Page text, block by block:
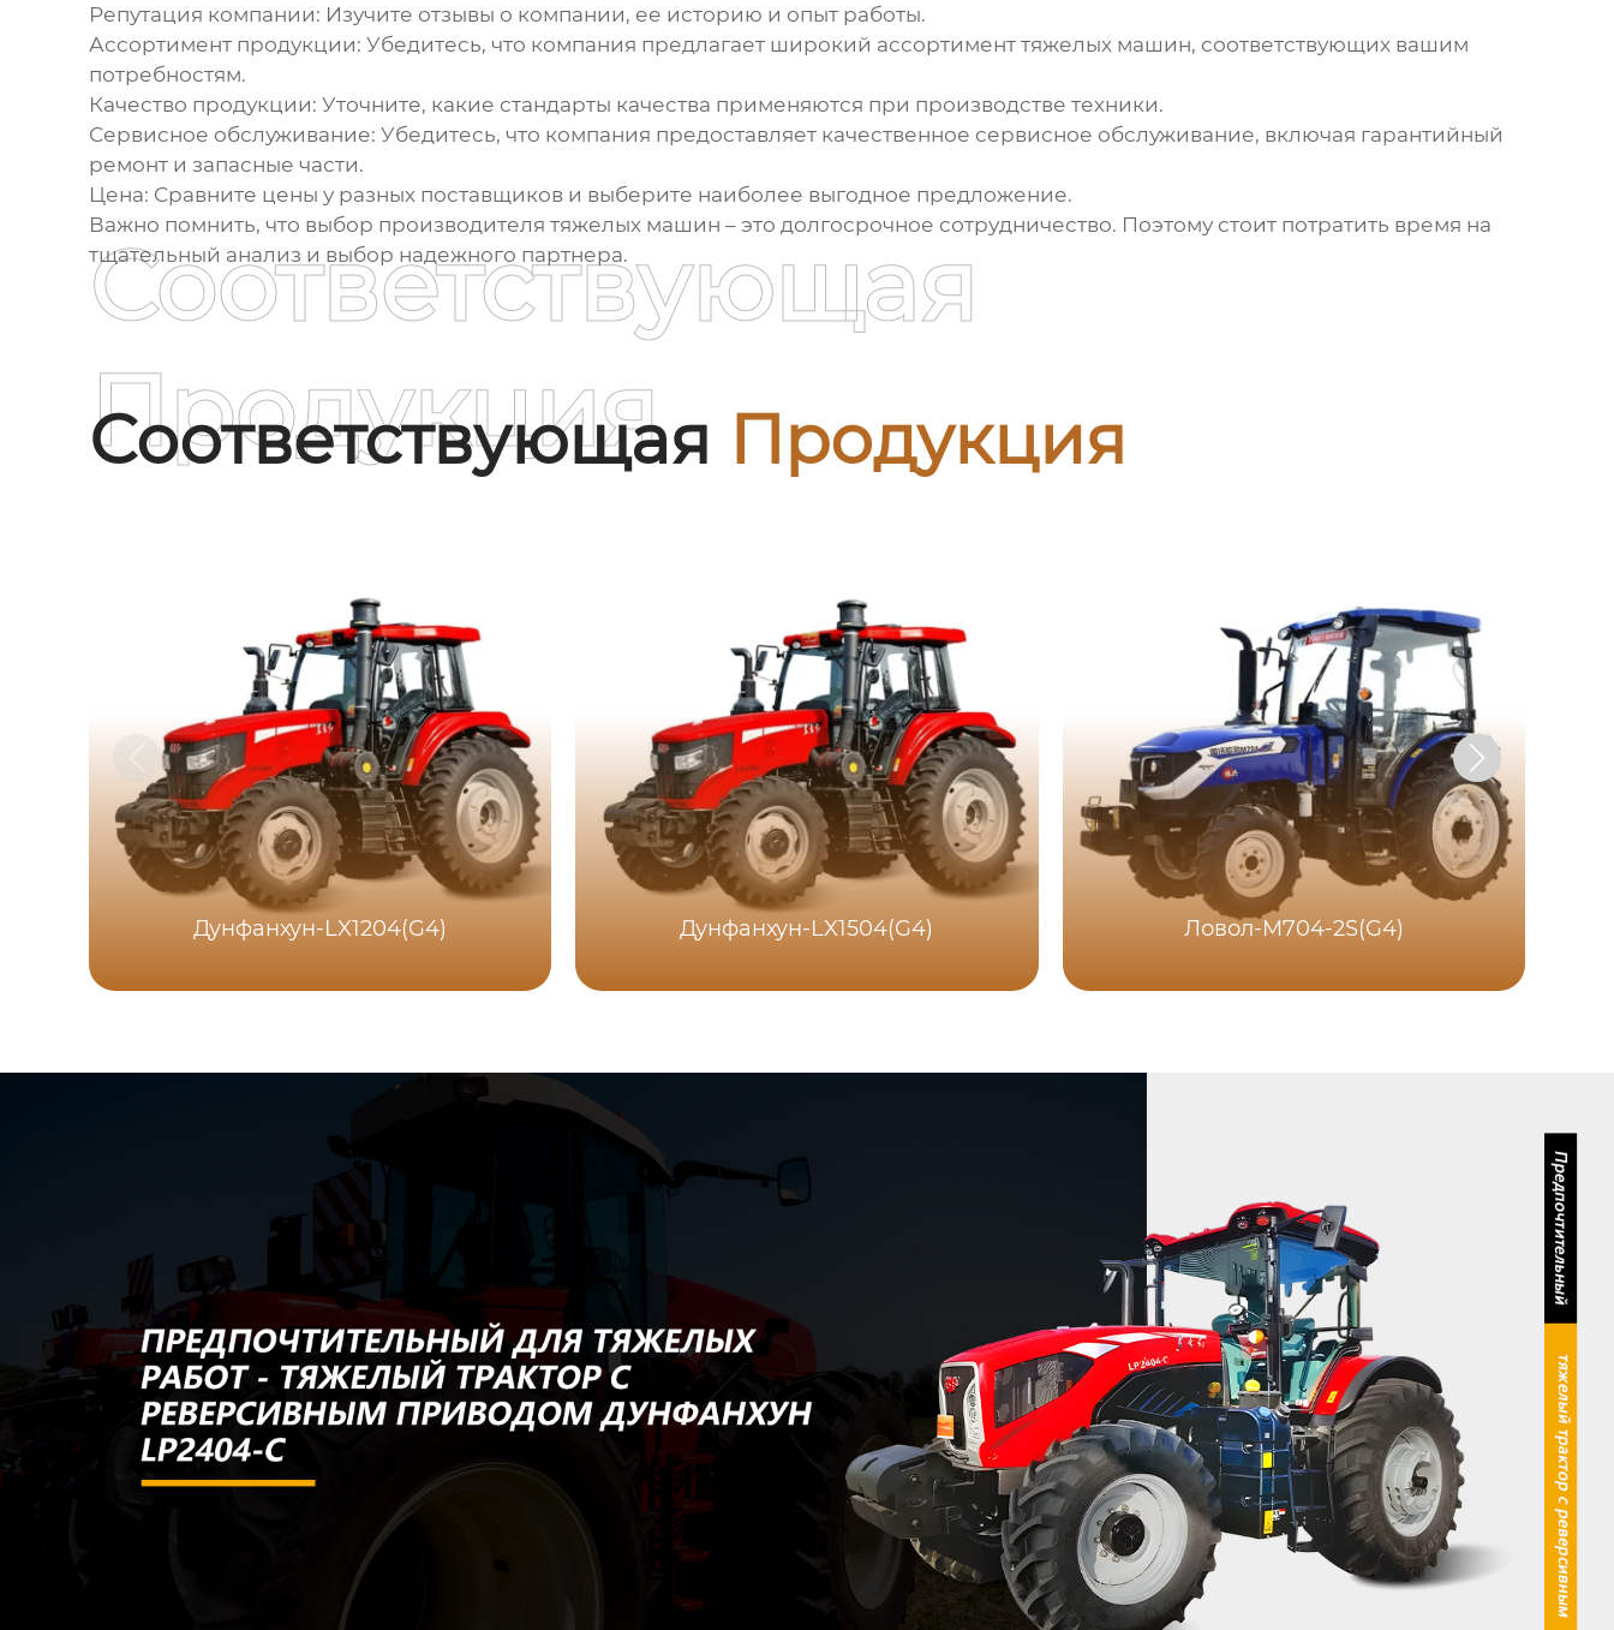
Репутация компании: Изучите отзывы о компании, ее историю и опыт работы.
Ассортимент продукции: Убедитесь, что компания предлагает широкий ассортимент тяжелых машин, соответствующих вашим
потребностям.
Качество продукции: Уточните, какие стандарты качества применяются при производстве техники.
Сервисное обслуживание: Убедитесь, что компания предоставляет качественное сервисное обслуживание, включая гарантийный
ремонт и запасные части.
Цена: Сравните цены у разных поставщиков и выберите наиболее выгодное предложение.
Важно помнить, что выбор производителя тяжелых машин – это долгосрочное сотрудничество. Поэтому стоит потратить время на
тщательный анализ и выбор надежного партнера.
Соответствующая Продукция
Соответствующая
Продукция
Дунфанхун-LX1204(G4) Дунфанхун-LX1504(G4) Ловол-M704-2S(G4)